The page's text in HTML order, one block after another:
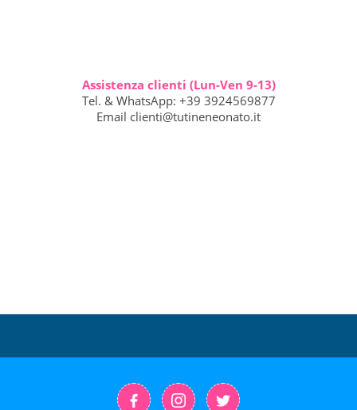
Assistenza clienti (Lun-Ven 9-13)
Tel. & WhatsApp: +39 3924569877
Email clienti@tutineneonato.it